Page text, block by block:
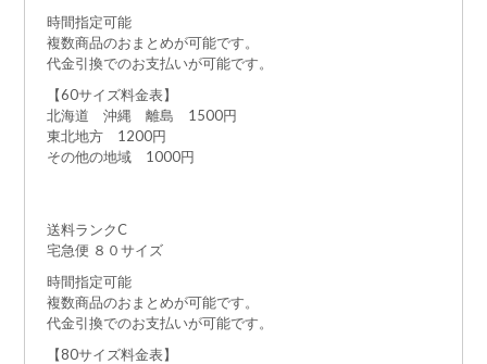
時間指定可能
複数商品のおまとめが可能です。
代金引換でのお支払いが可能です。
【60サイズ料金表】
北海道 沖縄 離島 1500円
東北地方 1200円
その他の地域 1000円
送料ランクC
宅急便 ８０サイズ
時間指定可能
複数商品のおまとめが可能です。
代金引換でのお支払いが可能です。
【80サイズ料金表】